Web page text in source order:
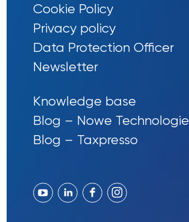
Cookie Policy
Privacy policy
Data Protection Officer
Newsletter
Knowledge base
Blog – Nowe Technologie
Blog – Taxpresso